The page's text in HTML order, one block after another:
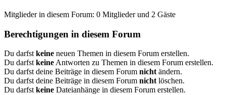
Mitglieder in diesem Forum: 0 Mitglieder und 2 Gäste
Berechtigungen in diesem Forum
Du darfstkeine neuen Themen in diesem Forum erstellen.
Du darfstkeineAntworten zu Themen in diesem Forum erstellen.
Du darfst deine Beiträge in diesem Forum nichtändern.
Du darfst deine Beiträge in diesem Forum nichtlöschen.
Du darfstkeine Dateianhänge in diesem Forum erstellen.